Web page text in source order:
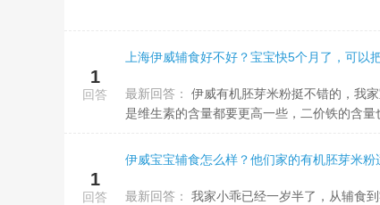
1
回答 最新回答：
是维生素的含量都要更高一些，二价铁的含量
1
回答
伊威宝宝辅食怎么样？他们家的有机胚芽米粉
最新回答：